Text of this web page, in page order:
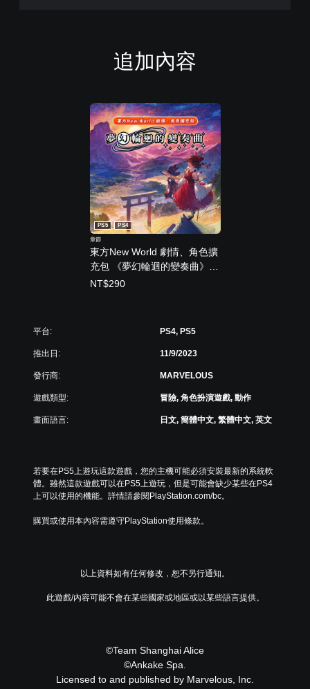
追加內容
東方New World 劇情、角色擴
充包 《夢幻輪迴的變奏曲》
PS4&PS5 (中日英文版)
PS5 PS4
章節
NT$290
平台: PS4, PS5
推出日: 11/9/2023
發行商: MARVELOUS
遊戲類型: 冒險, 角色扮演遊戲, 動作
畫面語言: 日文, 簡體中文, 繁體中文, 英文
若要在PS5上遊玩這款遊戲，您的主機可能必須安裝最新的系統軟
體。雖然這款遊戲可以在PS5上遊玩，但是可能會缺少某些在PS4
上可以使用的機能。詳情請參閱PlayStation.com/bc。
購買或使用本內容需遵守PlayStation使用條款。
以上資料如有任何修改，恕不另行通知。
此遊戲/內容可能不會在某些國家或地區或以某些語言提供。
©Team Shanghai Alice
©Ankake Spa.
Licensed to and published by Marvelous, Inc.